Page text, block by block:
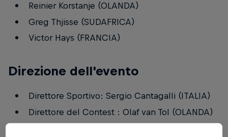
Reinier Korstanje (OLANDA)
Greg Thjisse (SUDAFRICA)
Victor Hays (FRANCIA)
Direzione dell'evento
Direttore Sportivo: Sergio Cantagalli (ITALIA)
Direttore del Contest : Olaf van Tol (OLANDA)